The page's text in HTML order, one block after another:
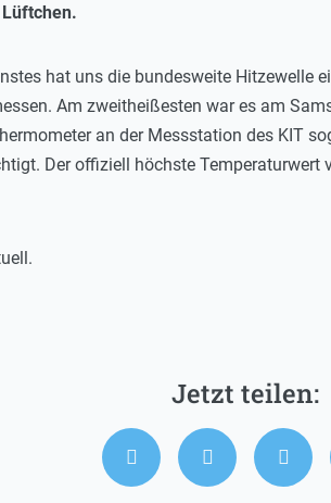
hat uns die bundesweite Hitzewelle
Am zweitheißesten war es am
an der Messstation des KIT
Der offiziell höchste Temperaturwert